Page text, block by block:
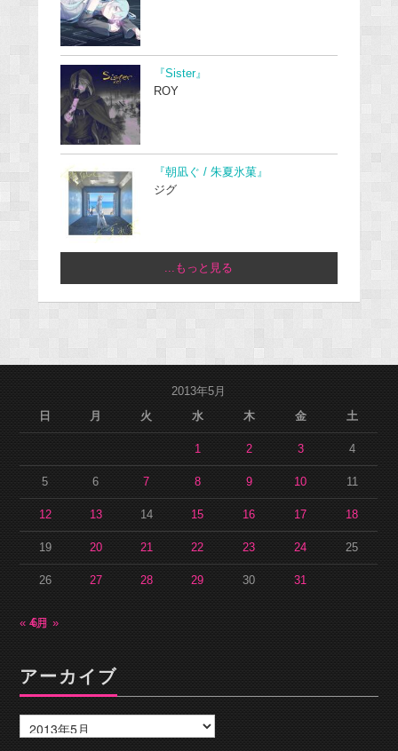
『Sister』
ROY
『朝凪ぐ / 朱夏氷菓』
ジグ
...もっと見る
2013年5月
日
月 火 水 木 金 土
1 2 3 4
5 6 7 8 9 10 11
12 13 14 15 16 17 18
19 20 21 22 23 24 25
26 27 28 29 30 31
« 4月6月 »
アーカイブ
ー
カ